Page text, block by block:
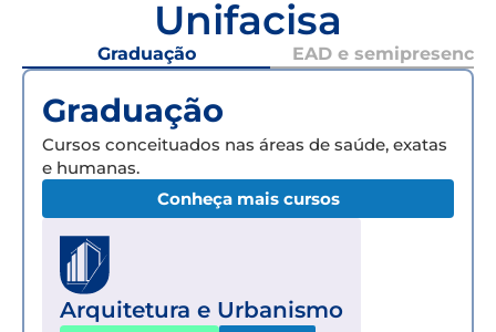
Unifacisa
Graduação EAD e semipresencial
Graduação
Cursos conceituados nas áreas de saúde, exatas
e humanas.
Conheça mais cursos
Arquitetura e Urbanismo